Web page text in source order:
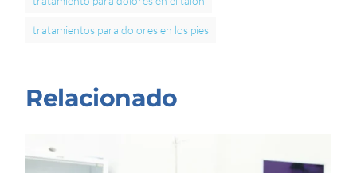
tratamientos para dolores en los pies
Relacionado